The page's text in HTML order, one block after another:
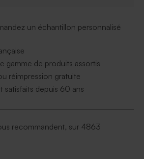
un échantillon personnalisé
gamme de produits assortis
réimpression gratuite
satisfaits depuis 60 ans
recommandent, sur 4863